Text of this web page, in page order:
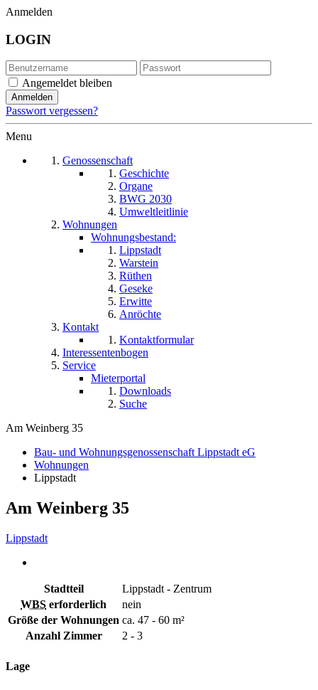
Anmelden
LOGIN
Angemeldet bleiben
Passwort vergessen?
Menu
Genossenschaft
Geschichte
Organe
BWG 2030
Umweltleitlinie
Wohnungen
Wohnungsbestand:
Lippstadt
Warstein
Rüthen
Geseke
Erwitte
Anröchte
Kontakt
Kontaktformular
Interessentenbogen
Service
Mieterportal
Downloads
Suche
Am Weinberg 35
Bau- und Wohnungsgenossenschaft Lippstadt eG
Wohnungen
Lippstadt
Am Weinberg 35
Lippstadt
Stadtteil
Lippstadt - Zentrum
WBS erforderlich
nein
Größe der Wohnungen ca. 47 - 60 m²
Anzahl Zimmer
2 - 3
Lage